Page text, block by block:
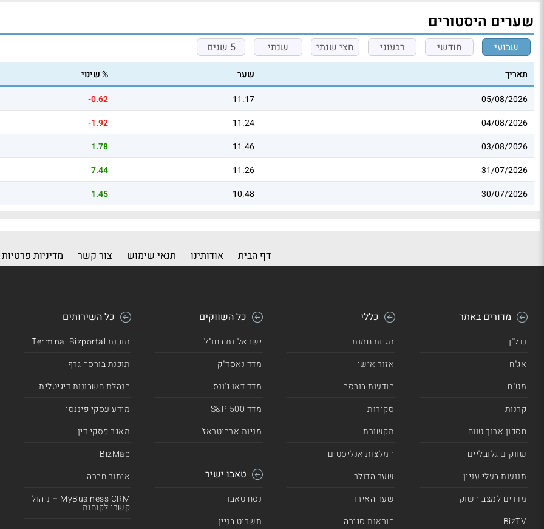
שערים היסטורים
שבועי חודשי רבעוני חצי שנתי שנתי 5 שנים
תאריך שער
% שינוי
05/08/2026
11.17
-0.62
04/08/2026
11.24
-1.92
03/08/2026
11.46
1.78
31/07/2026
11.26
7.44
30/07/2026
10.48
1.45
דף הבית אודותינו תנאי שימוש צור קשר מדיניות פרטיות
מדורים באתר
נדל"ן
אג"ח
מט"ח
קרנות
חסכון ארוך טווח
שווקים גלובליים
תנועות בעלי עניין
מדדים למצב השוק
BizTV
כללי
תגיות חמות
אזור אישי
הודעות בורסה
סקירות
תקשורת
המלצות אנליסטים
שער הדולר
שער האירו
הוראות סגירה
כל השווקים
ישראליות בחו"ל
מדד נאסד"ק
מדד דאו ג'ונס
מדד 500 S&P
מניות ארביטראז'
טאבו ישיר
נסח טאבו
תשריט בניין
כל השירותים
תוכנת Terminal Bizportal
תוכנת בורסה גרף
הנהלת חשבונות דיגיטלית
מידע עסקי פיננסי
מאגר פסקי דין
BizMap
איתור חברה
MyBusiness CRM – ניהול
קשרי לקוחות